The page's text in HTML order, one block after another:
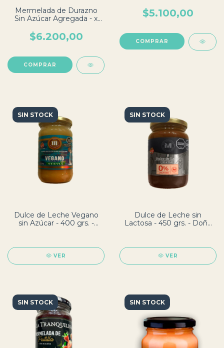
Mermelada de Durazno
Sin Azúcar Agregada - x
$6.200,00
$5.100,00
SIN STOCK
Dulce de Leche Vegano
sin Azúcar - 400 grs. -
VER
SIN STOCK
Dulce de Leche sin
Lactosa - 450 grs. - Doña
VER
SIN STOCK SIN STOCK